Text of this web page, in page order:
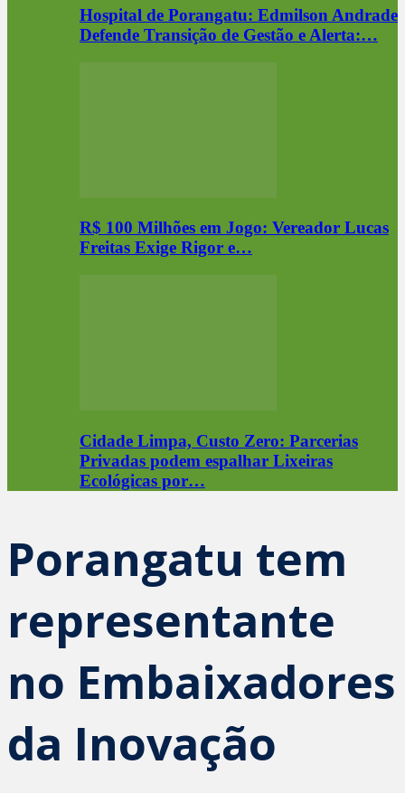
Hospital de Porangatu: Edmilson Andrade
Defende Transição de Gestão e Alerta:…
R$ 100 Milhões em Jogo: Vereador Lucas
Freitas Exige Rigor e…
Cidade Limpa, Custo Zero: Parcerias
Privadas podem espalhar Lixeiras
Ecológicas por…
Porangatu tem
representante
no Embaixadores
da Inovação